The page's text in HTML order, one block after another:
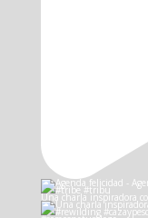
Una charla inspiradora